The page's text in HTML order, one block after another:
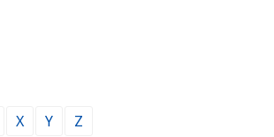
X Y Z